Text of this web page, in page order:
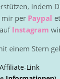
indem
mir per Paypal
Instagram
einem Stern
Affiliate-Link